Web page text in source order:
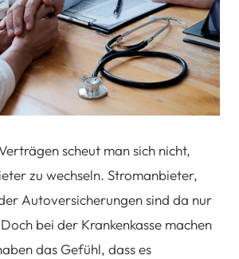
scheut man sich nicht,
zu wechseln. Stromanbieter,
Autoversicherungen sind da nur
bei der Krankenkasse machen
das Gefühl, dass es